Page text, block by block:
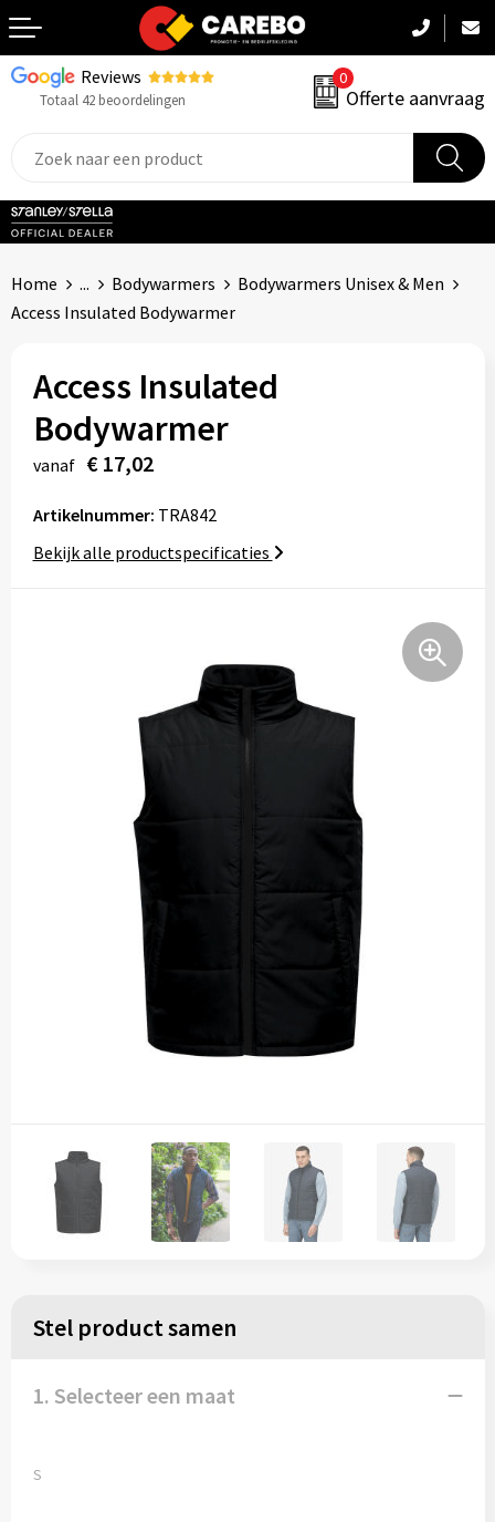
Reviews
Totaal 42 beoordelingen
0
Offerte aanvraag
Terug
Sportkleding
Kinderkleding
Tassen
Home ... Bodywarmers
Bodywarmers Unisex & Men
Access Insulated Bodywarmer
Access Insulated
Bodywarmer
vanaf € 17,02
Artikelnummer: TRA842
Bekijk alle productspecificaties
Stel product samen
1. Selecteer een maat
S